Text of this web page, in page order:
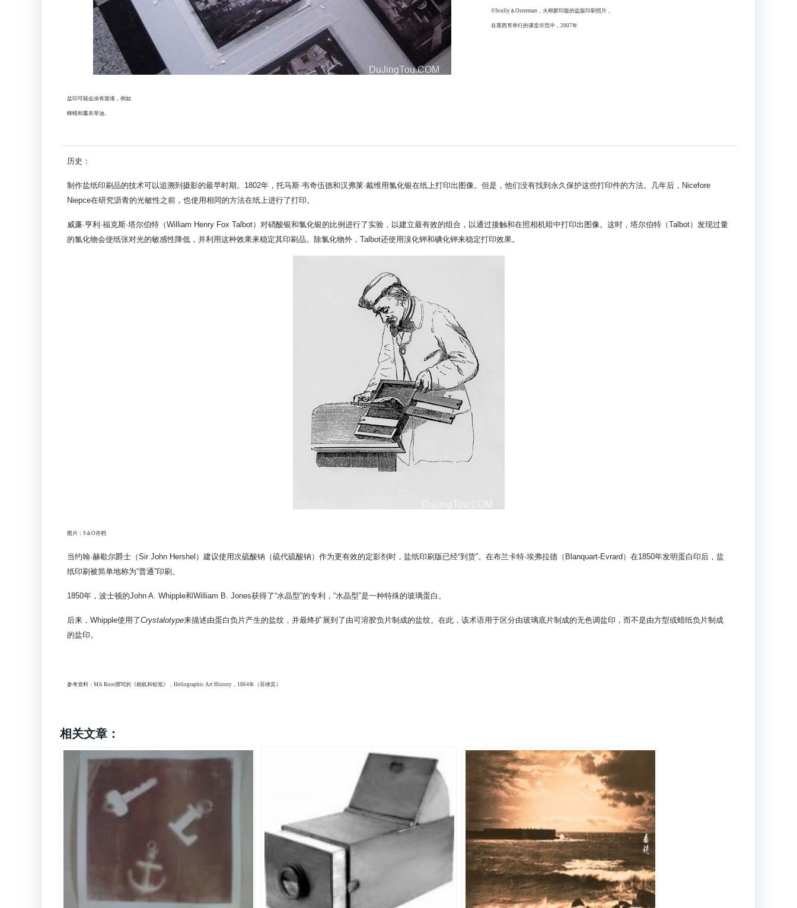
盐印可能会涂有面漆，例如
蜂蜡和薰衣草油。
©Scully＆Osterman，火棉胶印版的盐版印刷照片，
在墨西哥举行的课堂示范中，2007年
历史：
制作盐纸印刷品的技术可以追溯到摄影的最早时期。1802年，托马斯·韦奇伍德和汉弗莱·戴维用氯化银在纸上打印出图像。但是，他们没有找到永久保护这些打印件的方法。几年后，Nicefore
Niepce在研究沥青的光敏性之前，也使用相同的方法在纸上进行了打印。
威廉·亨利·福克斯·塔尔伯特（William Henry Fox Talbot）对硝酸银和氯化银的比例进行了实验，以建立最有效的组合，以通过接触和在照相机暗中打印出图像。这时，塔尔伯特（Talbot）发现过量
的氯化物会使纸张对光的敏感性降低，并利用这种效果来稳定其印刷品。除氯化物外，Talbot还使用溴化钾和碘化钾来稳定打印效果。
图片：S＆O存档
当约翰·赫歇尔爵士（Sir John Hershel）建议使用次硫酸钠（硫代硫酸钠）作为更有效的定影剂时，盐纸印刷版已经“到货”。在布兰卡特·埃弗拉德（Blanquart-Evrard）在1850年发明蛋白印后，盐
纸印刷被简单地称为“普通”印刷。
1850年，波士顿的John A. Whipple和William B. Jones获得了“水晶型”的专利，“水晶型”是一种特殊的玻璃蛋白。
后来，Whipple使用了Crystalotype来描述由蛋白负片产生的盐纹，并最终扩展到了由可溶胶负片制成的盐纹。在此，该术语用于区分由玻璃底片制成的无色调盐印，而不是由方型或蜡纸负片制成
的盐印。
参考资料：MA Root撰写的《相机和铅笔》，Heliographic Art History，1864年（菲律宾）
相关文章：